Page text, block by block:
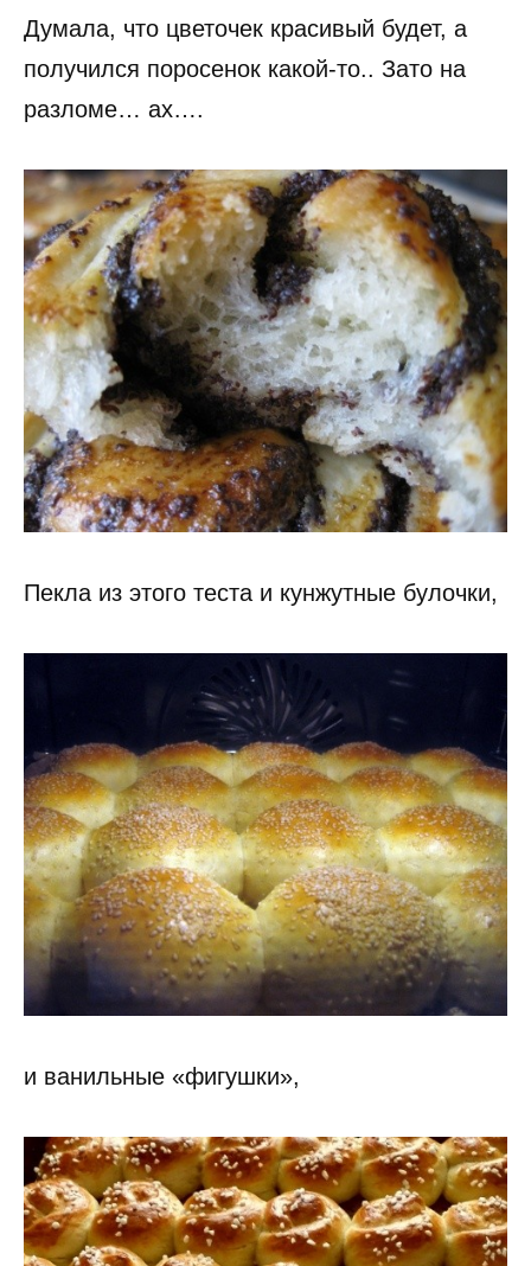
Думала, что цветочек красивый будет, а
получился поросенок какой-то.. Зато на
разломе… ах….
Пекла из этого теста и кунжутные булочки,
и ванильные «фигушки»,